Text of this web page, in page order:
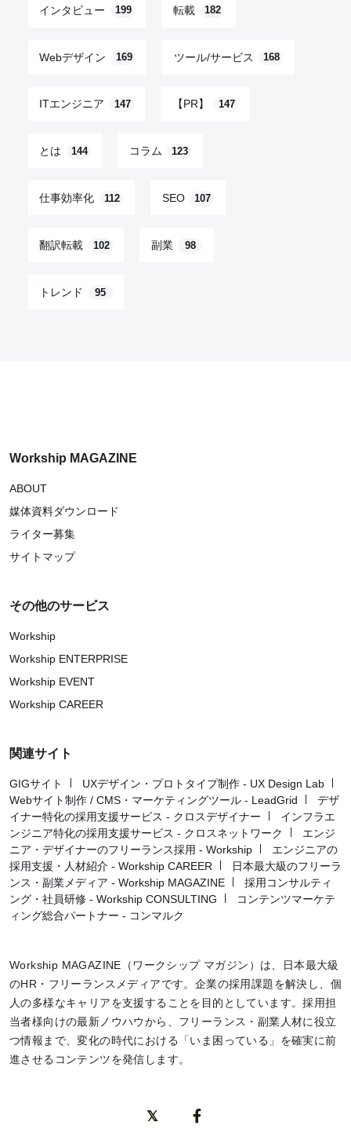
インタビュー 199 転載 182
Webデザイン 169 ツール/サービス 168
ITエンジニア 147 【PR】 147
とは 144 コラム 123
仕事効率化 112 SEO 107
翻訳転載 102 副業 98
トレンド 95
Workship MAGAZINE
ABOUT
媒体資料ダウンロード
ライター募集
サイトマップ
その他のサービス
Workship
Workship ENTERPRISE
Workship EVENT
Workship CAREER
関連サイト
GIGサイト
UXデザイン・プロトタイプ制作 - UX Design Lab
Webサイト制作 / CMS・マーケティングツール - LeadGrid
デザ
イナー特化の採用支援サービス - クロスデザイナー
インフラエ
ンジニア特化の採用支援サービス - クロスネットワーク
エンジ
ニア・デザイナーのフリーランス採用 - Workship
エンジニアの
採用支援・人材紹介 - Workship CAREER
日本最大級のフリーラ
ンス・副業メディア - Workship MAGAZINE
採用コンサルティ
ング・社員研修 - Workship CONSULTING
コンテンツマーケテ
ィング総合パートナー - コンマルク
Workship MAGAZINE（ワークシップ マガジン）は、日本最大級
のHR・フリーランスメディアです。企業の採用課題を解決し、個
人の多様なキャリアを支援することを目的としています。採用担
当者様向けの最新ノウハウから、フリーランス・副業人材に役立
つ情報まで、変化の時代における「いま困っている」を確実に前
進させるコンテンツを発信します。